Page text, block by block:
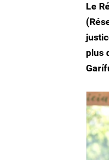
Le
plus